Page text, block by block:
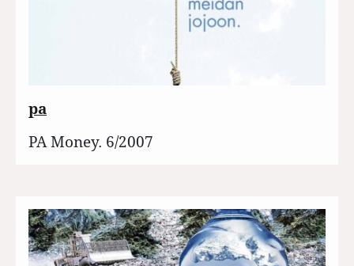
pa
PA Money. 6/2007